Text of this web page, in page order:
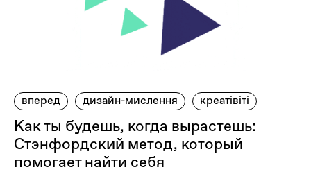
вперед дизайн-мислення креатівіті
Как ты будешь, когда вырастешь:
Стэнфордский метод, который
помогает найти себя